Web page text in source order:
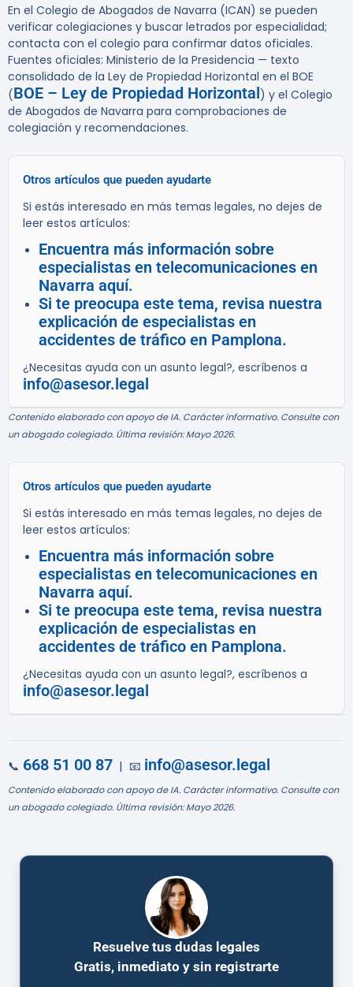
En el Colegio de Abogados de Navarra (ICAN) se pueden
verificar colegiaciones y buscar letrados por especialidad;
contacta con el colegio para confirmar datos oficiales.
Fuentes oficiales: Ministerio de la Presidencia — texto
consolidado de la Ley de Propiedad Horizontal en el BOE
(BOE – Ley de Propiedad Horizontal) y el Colegio
de Abogados de Navarra para comprobaciones de
colegiación y recomendaciones.
Otros artículos que pueden ayudarte
Si estás interesado en más temas legales, no dejes de
leer estos artículos:
Encuentra más información sobre
especialistas en telecomunicaciones en
Navarra aquí.
Si te preocupa este tema, revisa nuestra
explicación de especialistas en
accidentes de tráfico en Pamplona.
¿Necesitas ayuda con un asunto legal?, escríbenos a
info@asesor.legal
Contenido elaborado con apoyo de IA. Carácter informativo. Consulte con
un abogado colegiado. Última revisión: Mayo 2026.
Otros artículos que pueden ayudarte
Si estás interesado en más temas legales, no dejes de
leer estos artículos:
Encuentra más información sobre
especialistas en telecomunicaciones en
Navarra aquí.
Si te preocupa este tema, revisa nuestra
explicación de especialistas en
accidentes de tráfico en Pamplona.
¿Necesitas ayuda con un asunto legal?, escríbenos a
info@asesor.legal
📞 668 51 00 87 | 📧 info@asesor.legal
Contenido elaborado con apoyo de IA. Carácter informativo. Consulte con
un abogado colegiado. Última revisión: Mayo 2026.
Resuelve tus dudas legales
Gratis, inmediato y sin registrarte